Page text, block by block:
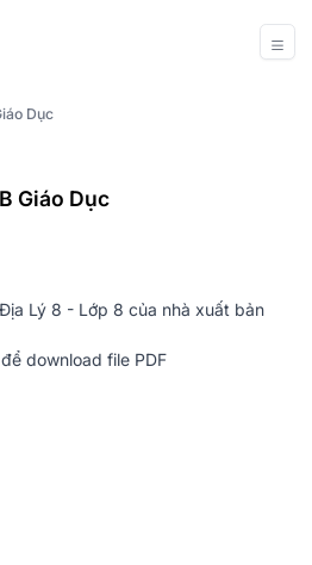
Dục
Giáo Dục
Lý 8 - Lớp 8 của nhà xuất bản
download file PDF